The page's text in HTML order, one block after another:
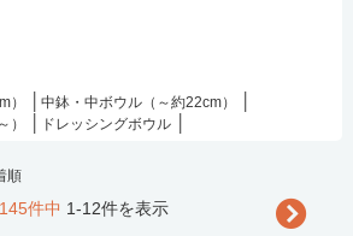
）
中鉢・中ボウル（～約22cm）
）
ドレッシングボウル
順
145件中 1-12件を表示